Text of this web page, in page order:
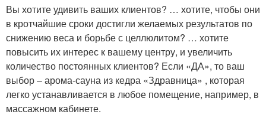
Вы хотите удивить ваших клиентов? … хотите, чтобы они
в кротчайшие сроки достигли желаемых результатов по
снижению веса и борьбе с целлюлитом? … хотите
повысить их интерес к вашему центру, и увеличить
количество постоянных клиентов? Если «ДА», то ваш
выбор – арома-сауна из кедра «Здравница» , которая
легко устанавливается в любое помещение, например, в
массажном кабинете.